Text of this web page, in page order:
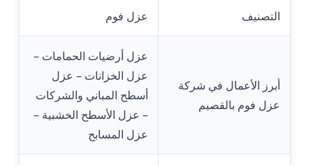
التصنيف عزل فوم
أبرز الأعمال في شركة
عزل فوم بالقصيم
عزل أرضيات الحمامات –
عزل الخزانات – عزل
أسطح المباني والشركات
– عزل الأسطح الخشبية –
عزل المسابح